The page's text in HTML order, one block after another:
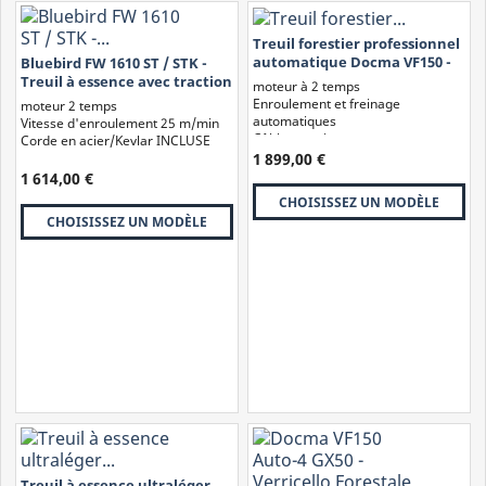
Câble : peut être en acier galvanisé (résistant mais rigide et
plus dangereux en cas de rupture) ou en fibre synthétique
(léger, maniable, plus sûr mais moins résistant à la chaleur et à
Bluebird FW 1610 ST / STK -
Treuil à essence avec traction
de 1 300 kg
moteur 2 temps
Vitesse d'enroulement 25 m/min
Corde en acier/Kevlar INCLUSE
1 614,00 €
CHOISISSEZ UN MODÈLE
Treuil forestier professionnel
automatique Docma VF150 -
Capacité de charge...
moteur à 2 temps
Enroulement et freinage
automatiques
Câble en acier
1420 - 2840 kg
1 899,00 €
CHOISISSEZ UN MODÈLE